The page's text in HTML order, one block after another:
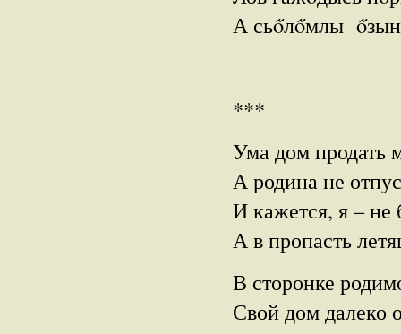
А сьőлőмлы
***
Ума дом продать
А родина не
И кажется, я – не
А в пропасть
В сторонке
Свой дом далеко